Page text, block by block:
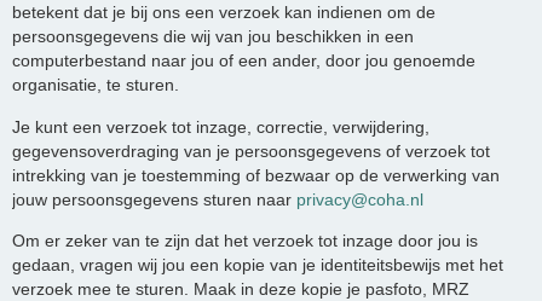
betekent dat je bij ons een verzoek kan indienen om de
persoonsgegevens die wij van jou beschikken in een
computerbestand naar jou of een ander, door jou genoemde
organisatie, te sturen.
Je kunt een verzoek tot inzage, correctie, verwijdering,
gegevensoverdraging van je persoonsgegevens of verzoek tot
intrekking van je toestemming of bezwaar op de verwerking van
jouw persoonsgegevens sturen naar privacy@coha.nl
Om er zeker van te zijn dat het verzoek tot inzage door jou is
gedaan, vragen wij jou een kopie van je identiteitsbewijs met het
verzoek mee te sturen. Maak in deze kopie je pasfoto, MRZ